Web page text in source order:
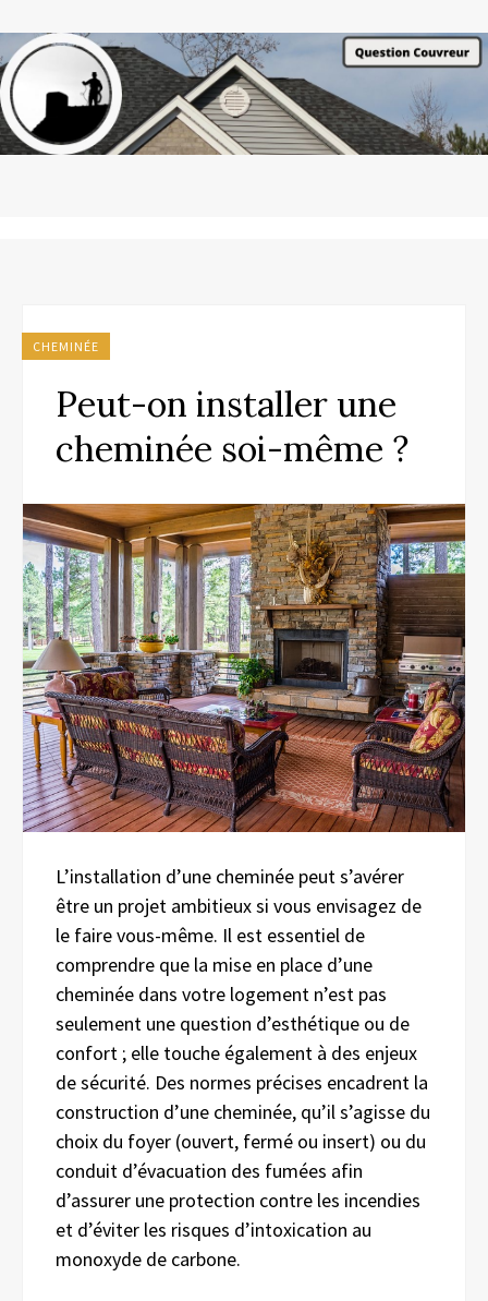
CHEMINÉE
Peut-on installer une
cheminée soi-même ?
L’installation d’une cheminée peut s’avérer
être un projet ambitieux si vous envisagez de
le faire vous-même. Il est essentiel de
comprendre que la mise en place d’une
cheminée dans votre logement n’est pas
seulement une question d’esthétique ou de
confort ; elle touche également à des enjeux
de sécurité. Des normes précises encadrent la
construction d’une cheminée, qu’il s’agisse du
choix du foyer (ouvert, fermé ou insert) ou du
conduit d’évacuation des fumées afin
d’assurer une protection contre les incendies
et d’éviter les risques d’intoxication au
monoxyde de carbone.